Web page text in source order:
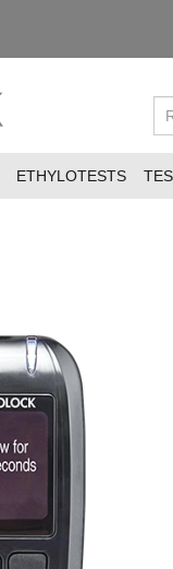
ETHYLOTESTS